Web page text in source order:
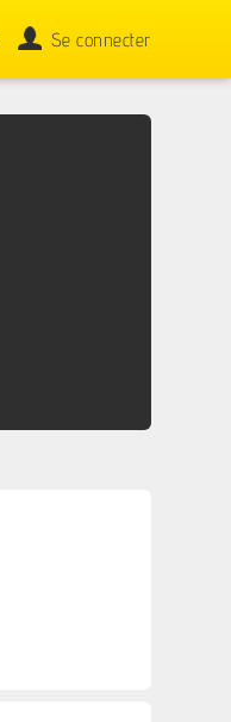
Se connecter